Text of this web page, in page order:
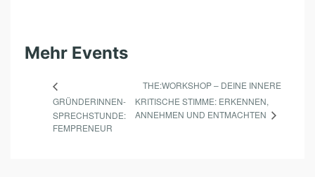
Mehr Events
GRÜNDERINNEN-
SPRECHSTUNDE:
FEMPRENEUR
THE:WORKSHOP – DEINE INNERE
KRITISCHE STIMME: ERKENNEN,
ANNEHMEN UND ENTMACHTEN